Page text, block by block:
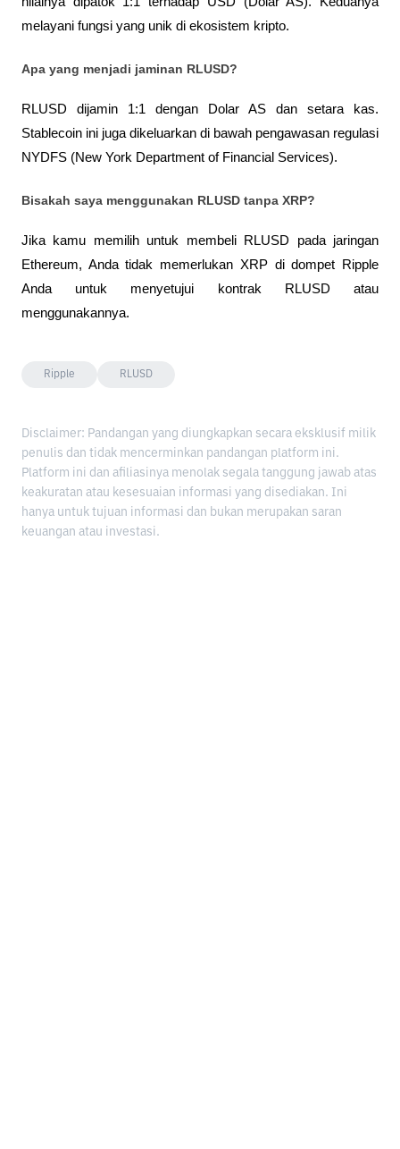
melayani fungsi yang unik di ekosistem kripto.
Apa yang menjadi jaminan RLUSD?
RLUSD dijamin 1:1 dengan Dolar AS dan setara kas.
Stablecoin ini juga dikeluarkan di bawah pengawasan regulasi
NYDFS (New York Department of Financial Services).
Bisakah saya menggunakan RLUSD tanpa XRP?
Jika kamu memilih untuk membeli RLUSD pada jaringan
Ethereum, Anda tidak memerlukan XRP di dompet Ripple
Anda untuk menyetujui kontrak RLUSD atau
menggunakannya.
Ripple RLUSD
Disclaimer: Pandangan yang diungkapkan secara eksklusif milik
penulis dan tidak mencerminkan pandangan platform ini.
Platform ini dan afiliasinya menolak segala tanggung jawab atas
keakuratan atau kesesuaian informasi yang disediakan. Ini
hanya untuk tujuan informasi dan bukan merupakan saran
keuangan atau investasi.